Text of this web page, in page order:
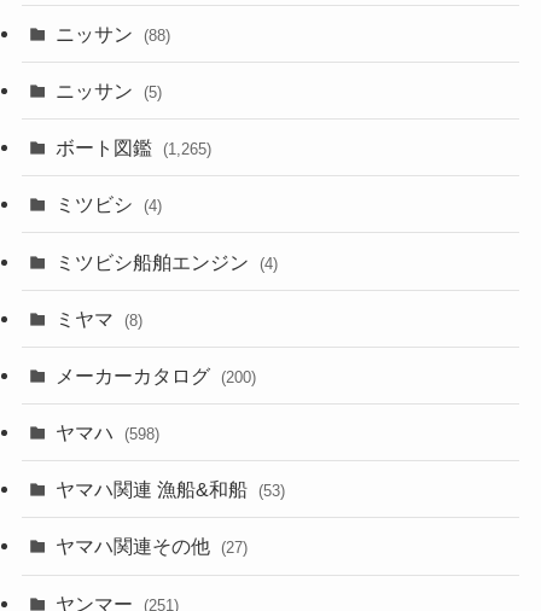
ニッサン (88)
ニッサン (5)
ボート図鑑 (1,265)
ミツビシ (4)
ミツビシ船舶エンジン (4)
ミヤマ (8)
メーカーカタログ (200)
ヤマハ (598)
ヤマハ関連 漁船&和船 (53)
ヤマハ関連その他 (27)
ヤンマー (251)